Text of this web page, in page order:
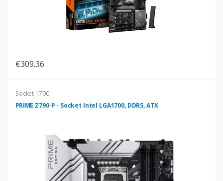
€309,36
Socket 1700
PRIME Z790-P - Socket Intel LGA1700, DDR5, ATX